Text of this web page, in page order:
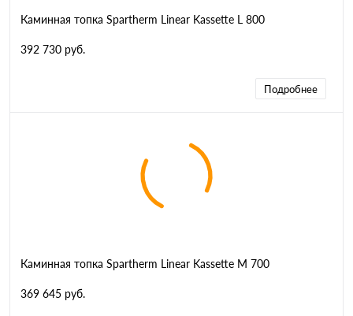
Каминная топка Spartherm Linear Kassette L 800
392 730 руб.
Подробнее
Каминная топка Spartherm Linear Kassette M 700
369 645 руб.